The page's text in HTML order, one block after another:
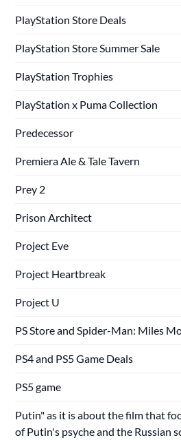
PlayStation Store Deals
PlayStation Store Summer Sale
PlayStation Trophies
PlayStation x Puma Collection
Predecessor
Premiera Ale & Tale Tavern
Prey 2
Prison Architect
Project Eve
Project Heartbreak
Project U
PS Store and Spider-Man: Miles
PS4 and PS5 Game Deals
PS5 game
Putin" as it is about the film that
of Putin's psyche and the Russian